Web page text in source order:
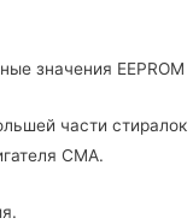
значения EEPROM
части стиралок
СМА.